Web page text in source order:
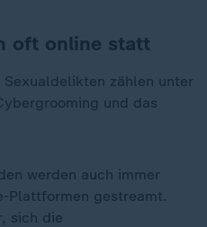
oft online statt
zählen unter
und das
werden auch immer
Plattformen gestreamt.
sich die